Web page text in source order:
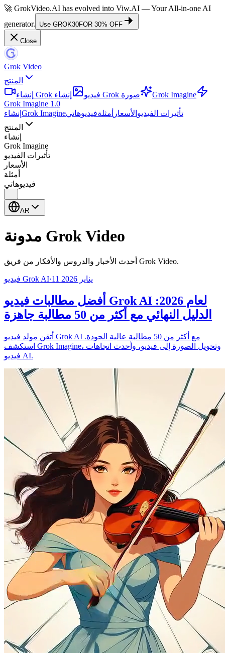
🚀 GrokVideo.AI has evolved into Viw.AI — Your All-in-one AI
generator.
Use GROK30FOR 30% OFF
Close
Grok Video
المنتج
إنشاء Grok فيديو
إنشاء Grok صورة
Grok Imagine
Grok Imagine 1.0
إنشاء Grok Imagine تأثيرات الفيديو الأسعار أمثلةفيديوهاتي
المنتج
إنشاء
Grok Imagine
تأثيرات الفيديو
الأسعار
أمثلة
فيديوهاتي
...
AR
مدونة Grok Video
أحدث الأخبار والدروس والأفكار من فريق Grok Video.
فيديو Grok AI· 11 يناير 2026
أفضل مطالبات فيديو Grok AI لعام 2026:
الدليل النهائي مع أكثر من 50 مطالبة جاهزة
أتقن مولد فيديو Grok AI مع أكثر من 50 مطالبة عالية الجودة.
استكشف Grok Imagine، وتحويل الصورة إلى فيديو، وأحدث اتجاهات
فيديو AI.